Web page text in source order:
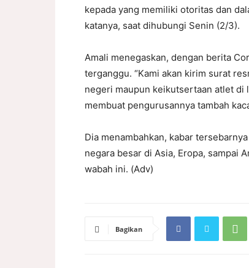
kepada yang memiliki otoritas dan
katanya, saat dihubungi Senin (2/3).
Amali menegaskan, dengan berita
terganggu. “Kami akan kirim surat
negeri maupun keikutsertaan atlet di
membuat pengurusannya tambah
Dia menambahkan, kabar
negara besar di Asia, Eropa, sampai
wabah ini. (Adv)
Bagikan